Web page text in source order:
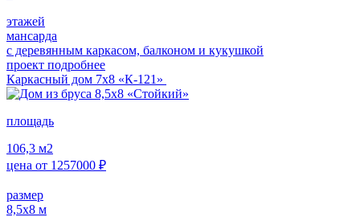
этажей
мансарда
с деревянным каркасом, балконом и кукушкой
проект подробнее
Каркасный дом 7х8 «К-121»
площадь
106,3 м2
цена от 1257000 ₽
размер
8,5х8 м